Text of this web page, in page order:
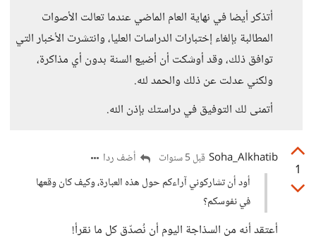
أتذكر أيضا في نهاية العام الماضي عندما تعالت الأصوات
المطالبة بإلغاء إختبارات الدراسات العليا، وانتشرت الأخبار التي
توافق ذلك، وقد أوشكت أن أضيع السنة بدون أي مذاكرة،
ولكني عدلت عن ذلك والحمد لله.
أتمنى لك التوفيق في دراستك بإذن الله.
1
Soha_Alkhatib قبل 5 سنوات
أضف ردا
أود أن تشاركوني آراءكم حول هذه العبارة، وكيف كان وقعها
في نفوسكم؟
أعتقد أنه من السذاجة اليوم أن نُصدّق كل ما نقرأ!